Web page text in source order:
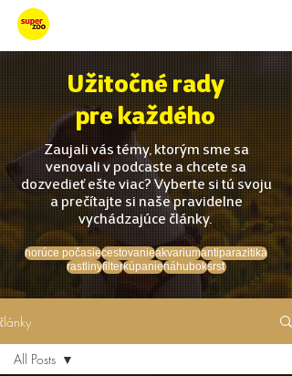
Užitočné rady
pre každého
Zaujali vás témy, ktorým sme sa
venovali v podcaste a chcete sa
dozvedieť ešte viac? Vyberte si tú svoju
a prečítajte si naše pravidelne
vychádzajúce články.
horúce počasiecestovanieakvariumantiparazitiká
rastlinyfilterkúpanienáhuboksrsť
články
All Posts